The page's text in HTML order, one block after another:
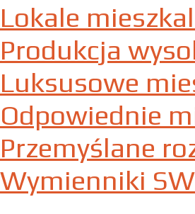
Lokale
Produkcja
Luksusowe
Odpowiednie
Przemyślane
Wymienniki